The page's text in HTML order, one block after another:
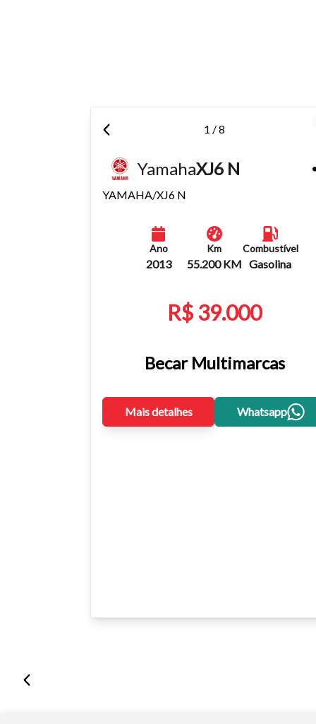
Para
1 / 8
YamahaXJ6 N
YAMAHA/XJ6 N
Ano
2013
Km
55.200 KM
Combustível
Gasolina
R$ 39.000
Becar Multimarcas
Mais detalhes Whatsapp